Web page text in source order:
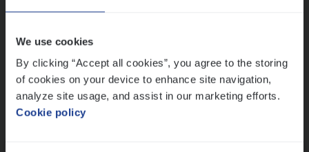
We use cookies
By clicking “Accept all cookies”, you agree to the storing
of cookies on your device to enhance site navigation,
analyze site usage, and assist in our marketing efforts.
Cookie policy